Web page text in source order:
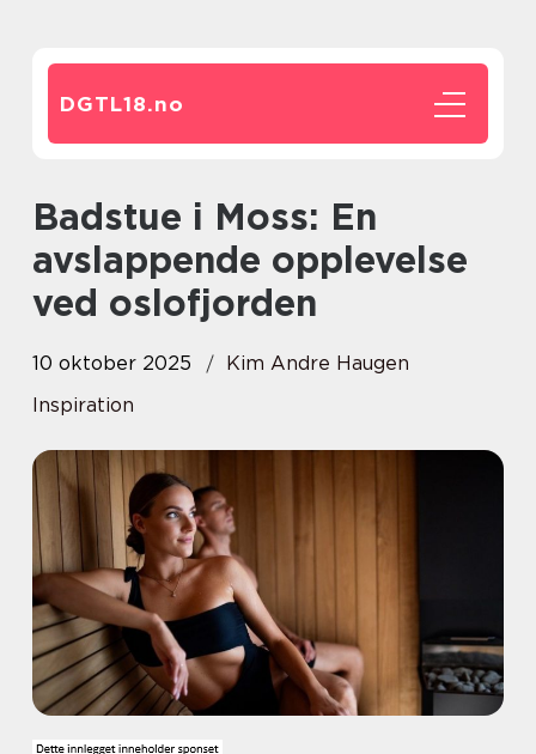
DGTL18.no
Badstue i Moss: En
avslappende opplevelse
ved oslofjorden
10 oktober 2025
Kim Andre Haugen
Inspiration